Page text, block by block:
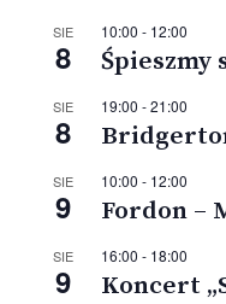
SIE
8
10:00 - 12:00
Śpieszmy
SIE
8
19:00 -21:00
SIE
9
10:00 - 12:00
Fordon –
SIE
9
16:00 - 18:00
Koncert